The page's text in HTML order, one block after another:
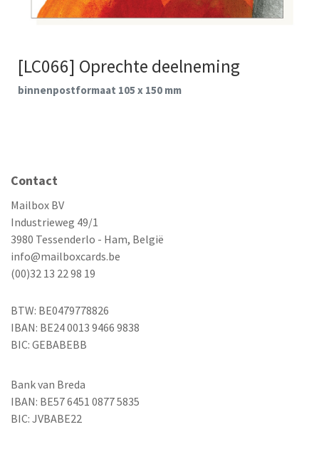
[LC066] Oprechte deelneming
binnenpostformaat 105 x 150 mm
Contact
Mailbox BV
Industrieweg 49/1
3980 Tessenderlo - Ham, België
info@mailboxcards.be
(00)32 13 22 98 19
BTW: BE0479778826
IBAN: BE24 0013 9466 9838
BIC: GEBABEBB
Bank van Breda
IBAN: BE57 6451 0877 5835
BIC: JVBABE22